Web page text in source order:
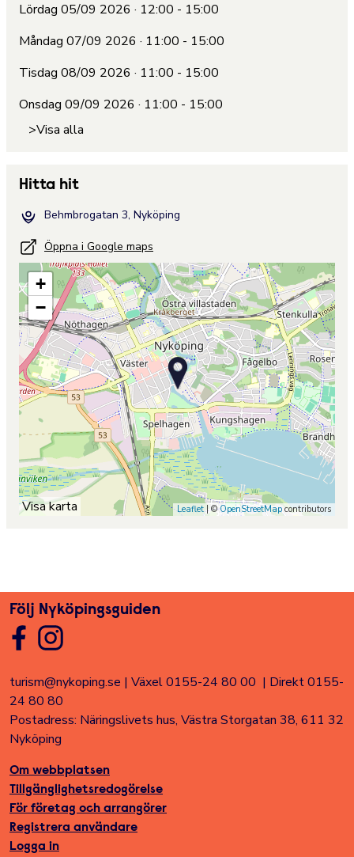
Lördag 05/09 2026 · 12:00 - 15:00
Måndag 07/09 2026 · 11:00 - 15:00
Tisdag 08/09 2026 · 11:00 - 15:00
Onsdag 09/09 2026 · 11:00 - 15:00
>Visa alla
Hitta hit
Behmbrogatan 3, Nyköping
Öppna i Google maps
+
−
Leaflet| ©OpenStreetMapcontributors
Visa karta
Följ Nyköpingsguiden
turism@nykoping.se | Växel 0155-24 80 00 | Direkt 0155-
24 80 80
Postadress: Näringslivets hus, Västra Storgatan 38, 611 32
Nyköping
Om webbplatsen
Tillgänglighetsredogörelse
För företag och arrangörer
Registrera användare
Logga in